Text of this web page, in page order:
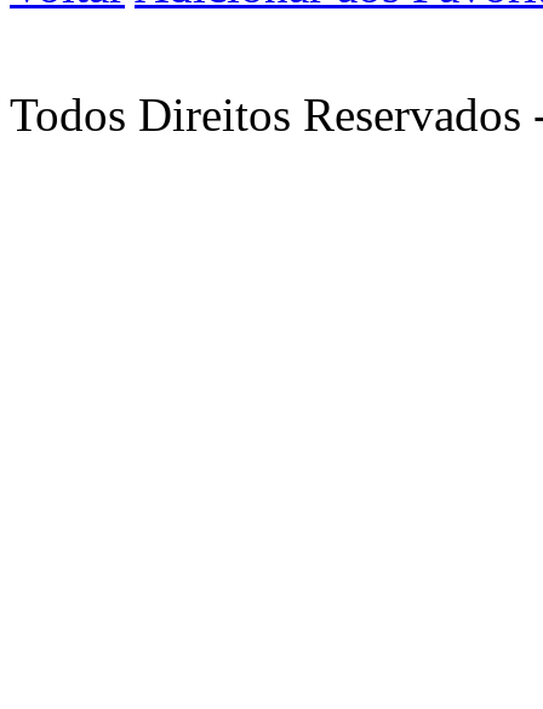
Todos Direitos